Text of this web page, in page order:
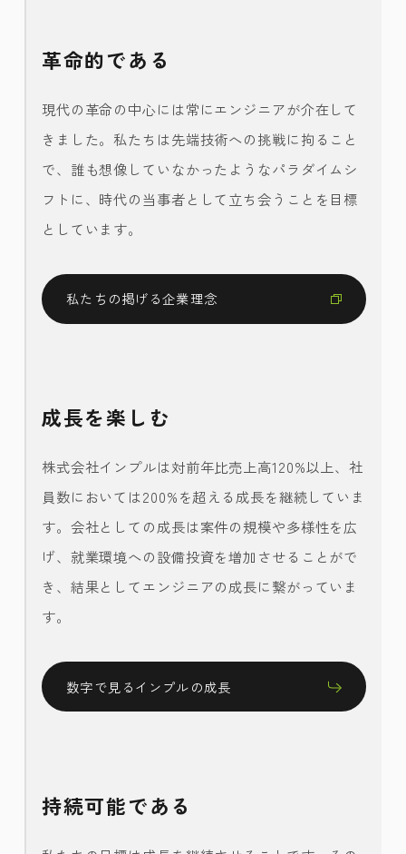
革命的である
現代の革命の中心には常にエンジニアが介在して
きました。私たちは先端技術への挑戦に拘ること
で、誰も想像していなかったようなパラダイムシ
フトに、時代の当事者として立ち会うことを目標
としています。
私たちの掲げる企業理念
成長を楽しむ
株式会社インプルは対前年比売上高120%以上、社
員数においては200%を超える成長を継続していま
す。会社としての成長は案件の規模や多様性を広
げ、就業環境への設備投資を増加させることがで
き、結果としてエンジニアの成長に繋がっていま
す。
数字で見るインプルの成長
持続可能である